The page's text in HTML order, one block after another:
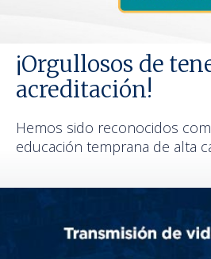
¡Orgullosos de
acreditación!
Hemos sido reconocidos
educación temprana de alta